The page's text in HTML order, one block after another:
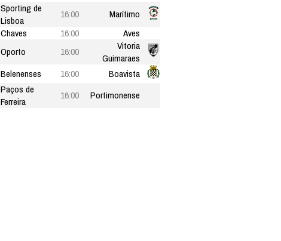
Sporting de
Lisboa
16:00
Marítimo
Chaves
16:00
Aves
Oporto
16:00
Vitoria
Guimaraes
Belenenses
16:00
Boavista
Paços de
Ferreira
16:00 Portimonense